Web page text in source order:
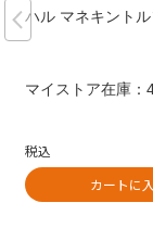
ハル マネキント
マイストア在庫：
税込
カートに